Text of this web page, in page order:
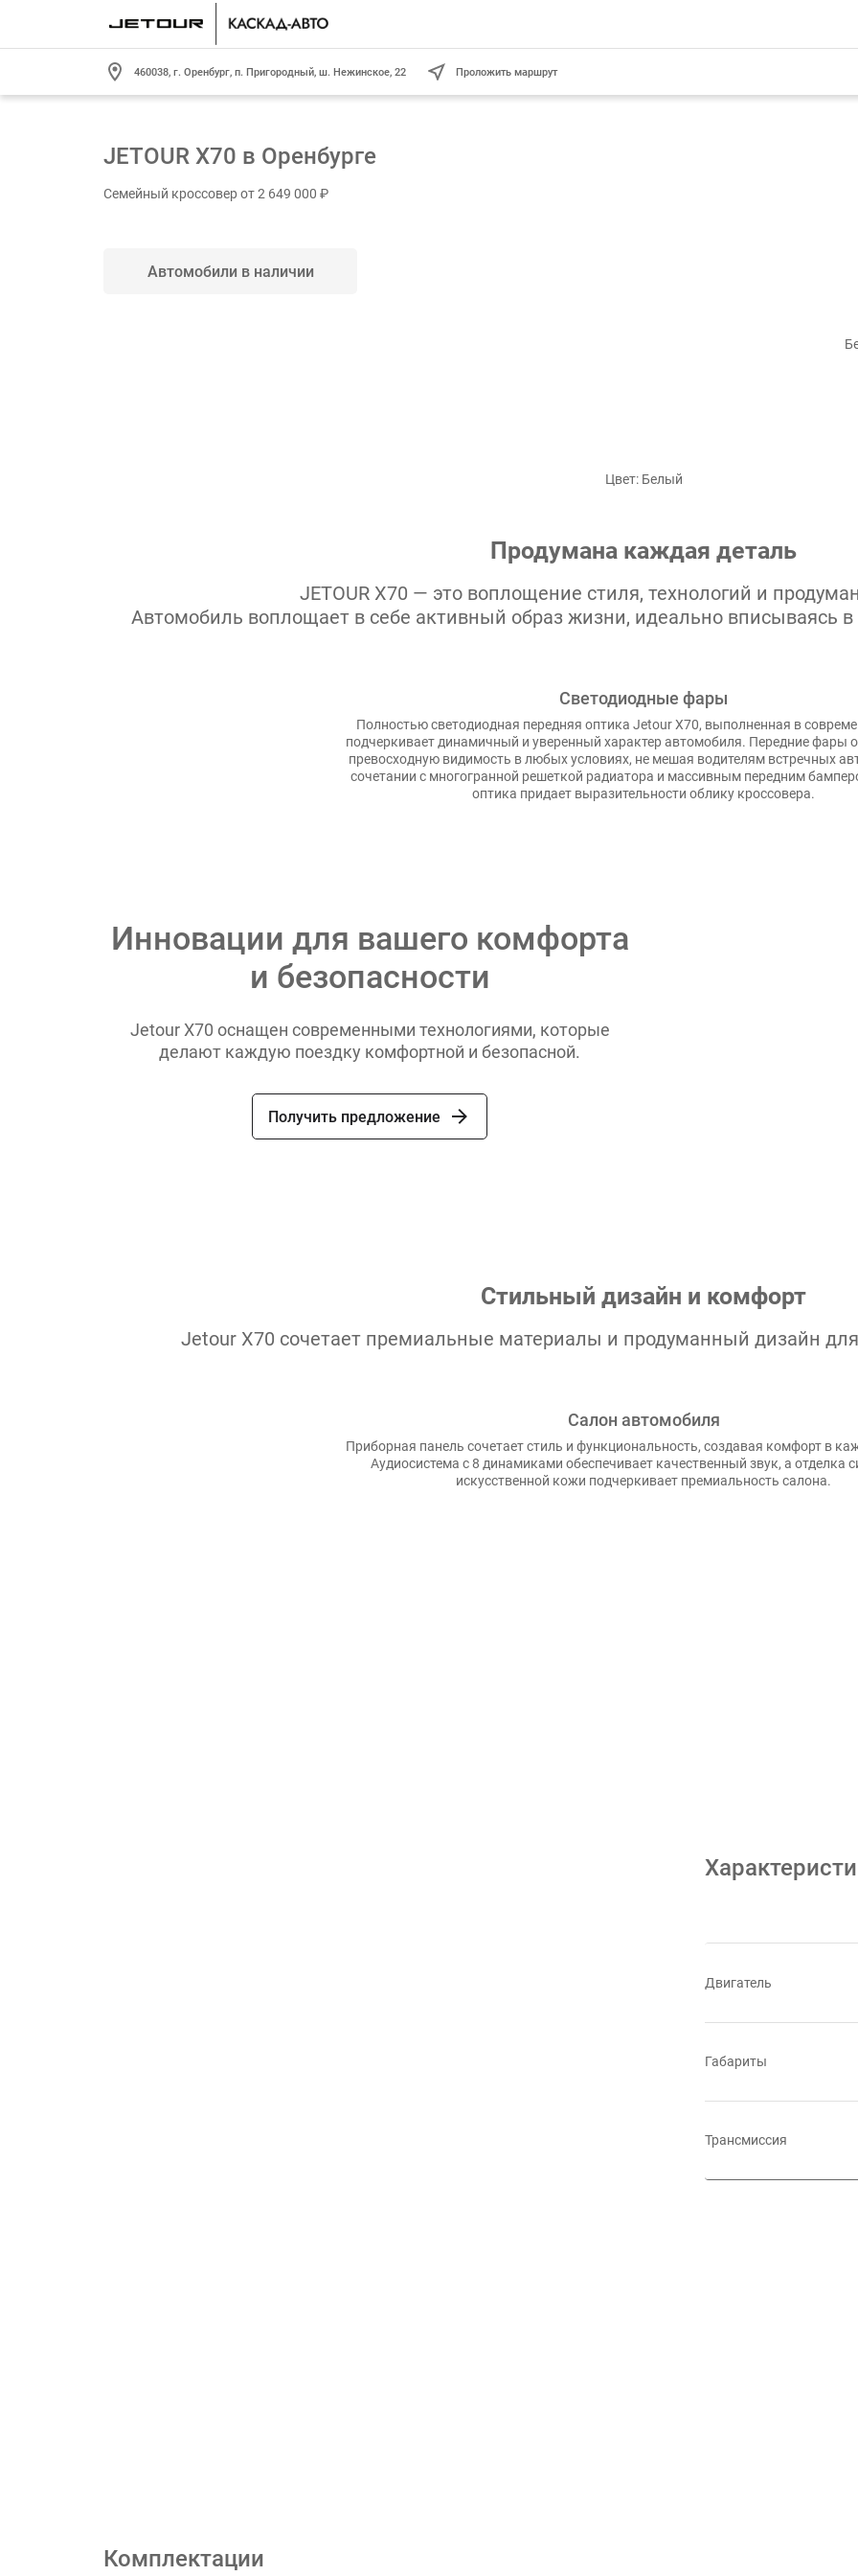
460038, г. Оренбург, п. Пригородный, ш. Нежинское, 22 Проложить маршрут
JETOUR X70
JETOUR X70 в Оренбурге
Семейный кроссовер от 2 649 000 ₽
Автомобили в наличии
Цвет: Белый
Продумана каждая деталь
JETOUR X70 — это воплощение стиля, технологий и
Автомобиль воплощает в себе активный образ жизни, идеально вписываясь
Светодиодные фары
Полностью светодиодная передняя оптика Jetour X70, выполненная в
подчеркивает динамичный и уверенный характер автомобиля. Передние фары
превосходную видимость в любых условиях, не мешая водителям встречных
сочетании с многогранной решеткой радиатора и массивным передним
оптика придает выразительности облику кроссовера.
Инновации для вашего комфорта
и безопасности
Jetour X70 оснащен современными технологиями, которые
делают каждую поездку комфортной и безопасной.
Получить предложение
Стильный дизайн и комфорт
Jetour X70 сочетает премиальные материалы и продуманный дизайн
Салон автомобиля
Приборная панель сочетает стиль и функциональность, создавая комфорт в
Аудиосистема с 8 динамиками обеспечивает качественный звук, а отделка
искусственной кожи подчеркивает премиальность салона.
Двигатель
Габариты
Трансмиссия
Комплектации